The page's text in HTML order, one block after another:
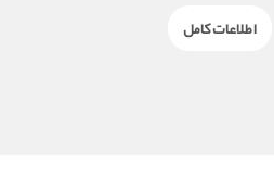
اطلاعات کامل